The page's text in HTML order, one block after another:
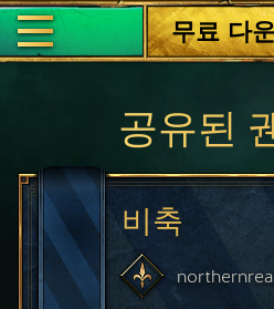
무료 다
공유된
비축